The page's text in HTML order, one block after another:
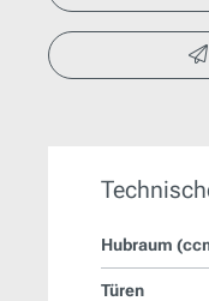
Hubraum
Türen